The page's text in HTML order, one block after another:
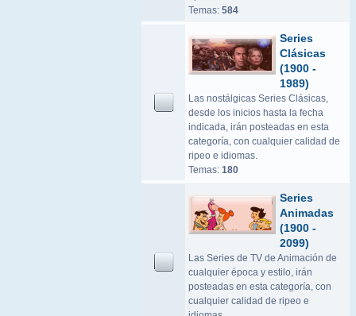
Temas: 584
Series
Clásicas
(1900 -
1989)
Las nostálgicas Series Clásicas,
desde los inicios hasta la fecha
indicada, irán posteadas en esta
categoría, con cualquier calidad de
ripeo e idiomas.
Temas: 180
Series
Animadas
(1900 -
2099)
Las Series de TV de Animación de
cualquier época y estilo, irán
posteadas en esta categoría, con
cualquier calidad de ripeo e